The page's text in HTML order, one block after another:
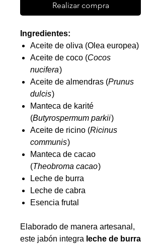
Realizar compra
Ingredientes:
Aceite de oliva (Olea europea)
Aceite de coco (Cocos
nucifera)
Aceite de almendras (Prunus
dulcis)
Manteca de karité
(Butyrospermum parkii)
Aceite de ricino (Ricinus
communis)
Manteca de cacao
(Theobroma cacao)
Leche de burra
Leche de cabra
Esencia frutal
Elaborado de manera artesanal,
este jabón integra leche de burra